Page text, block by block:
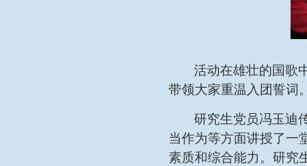
活动在雄壮的国歌
带领大家重温入团誓词
研究生党员冯玉迪
当作为等方面讲授了一
素质和综合能力。研究